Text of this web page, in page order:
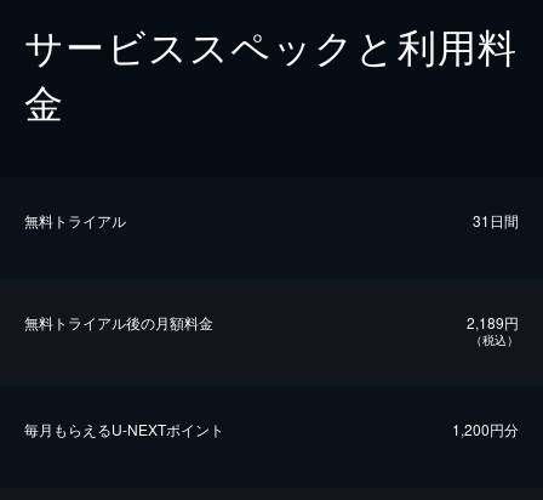
サービススペックと利用料
金
無料トライアル 31日間
無料トライアル後の⽉額料金 2,189円
（税込）
毎⽉もらえるU-NEXTポイント 1,200円分